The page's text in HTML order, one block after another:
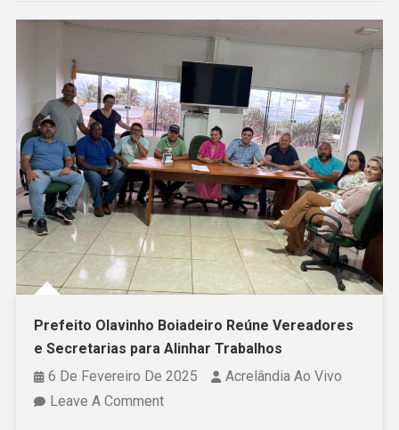
Prefeito Olavinho Boiadeiro Reúne Vereadores
e Secretarias para Alinhar Trabalhos
6 De Fevereiro De 2025
Acrelândia Ao Vivo
Leave A CommentOn